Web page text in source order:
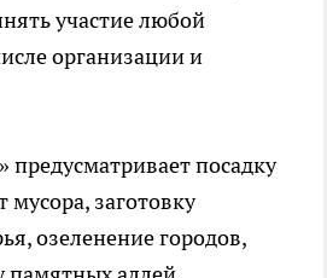
участие любой
организации и
посадку
мусора, заготовку
озеленение городов,